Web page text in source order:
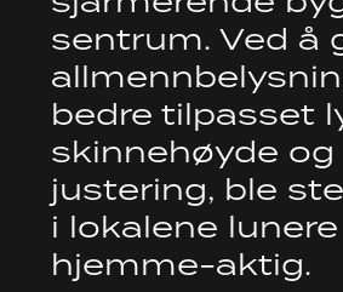
sentrum. Ved å
bedre tilpasset
skinnehøyde og
justering, ble
i lokalene
hjemme-aktig.